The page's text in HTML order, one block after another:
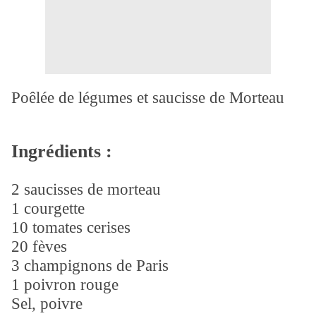
Poêlée de légumes et saucisse de Morteau
Ingrédients :
2 saucisses de morteau
1 courgette
10 tomates cerises
20 fèves
3 champignons de Paris
1 poivron rouge
Sel, poivre